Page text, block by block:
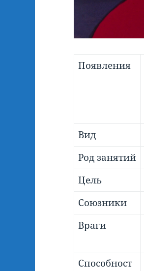
Появления
Вид
Род занятий
Цель
Союзники
Враги
Способност